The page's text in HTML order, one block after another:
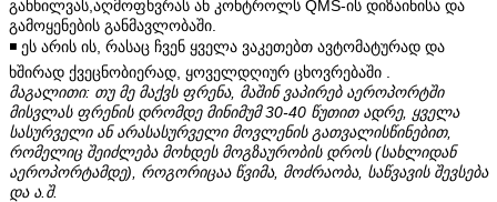
განხილვას,აღმოფხვრას ან კონტროლს QMS-ის დიზაინისა და
გამოყენების განმავლობაში.
◾️ ეს არის ის, რასაც ჩვენ ყველა ვაკეთებთ ავტომატურად და
ხშირად ქვეცნობიერად, ყოველდღიურ ცხოვრებაში .
მაგალითი: თუ მე მაქვს ფრენა, მაშინ ვაპირებ აეროპორტში
მისვლას ფრენის დრომდე მინიმუმ 30-40 წუთით ადრე, ყველა
სასურველი ან არასასურველი მოვლენის გათვალისწინებით,
რომელიც შეიძლება მოხდეს მოგზაურობის დროს (სახლიდან
აეროპორტამდე), როგორიცაა წვიმა, მოძრაობა, საწვავის შევსება
და ა.შ.